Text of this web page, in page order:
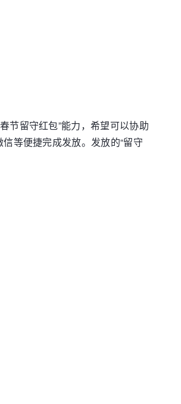
节留守红包”能力，希望可以协助
等便捷完成发放。发放的“留守